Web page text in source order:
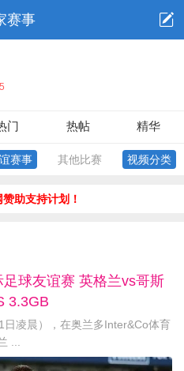
赛事
5
门 热帖 精华
赛事 其他比赛 视频分类
助支持计划！
球友谊赛 英格兰vs哥斯
3.3GB
凌晨），在奥兰多Inter&Co体育
...